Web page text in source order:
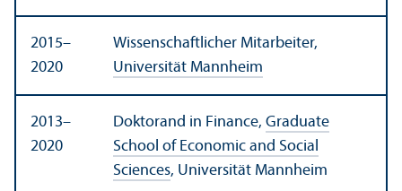
2015–
2020
Wissenschaft­licher Mitarbeiter,
Universität Mannheim
2013–
2020
Doktorand in Finance, Graduate
School of Economic and Social
Sciences, Universität Mannheim